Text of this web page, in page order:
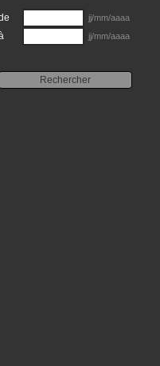
jj/mm/aaaa
jj/mm/aaaa